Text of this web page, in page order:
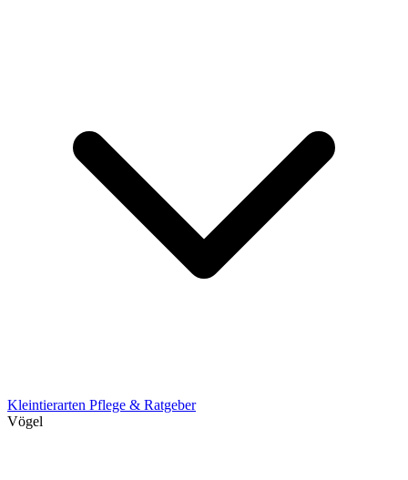
Kleintierarten Pflege & Ratgeber
Vögel